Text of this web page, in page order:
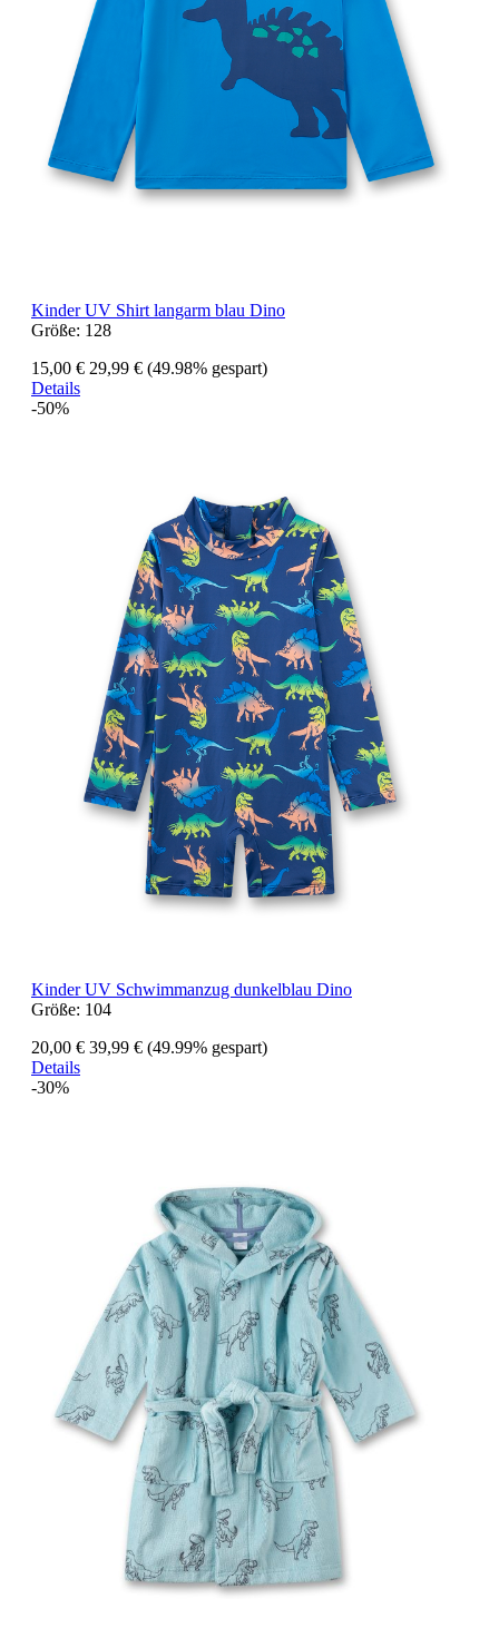
Kinder UV Shirt langarm blau Dino
Größe: 128
15,00 € 29,99 € (49.98% gespart)
Details
-50%
Kinder UV Schwimmanzug dunkelblau Dino
Größe: 104
20,00 € 39,99 € (49.99% gespart)
Details
-30%